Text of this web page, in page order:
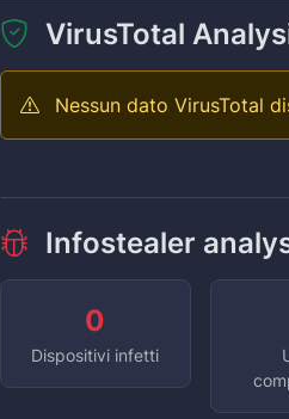
VirusTotal
Nessun dato VirusTotal
Infostealer
0
Dispositivi infetti